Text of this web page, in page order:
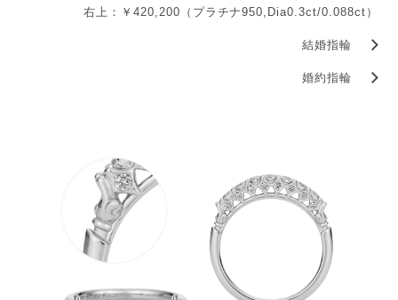
右上：￥420,200（プラチナ950,Dia0.3ct/0.088ct）
結婚指輪
婚約指輪